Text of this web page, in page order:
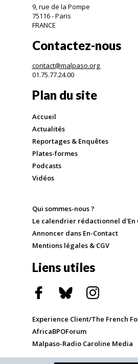
9, rue de la Pompe
75116 - Paris
FRANCE
Contactez-nous
contact@malpaso.org
01.75.77.24.00
Plan du site
Accueil
Actualités
Reportages & Enquêtes
Plates-formes
Podcasts
Vidéos
Qui sommes-nous ?
Le calendrier rédactionnel d'En
Annoncer dans En-Contact
Mentions légales & CGV
Liens utiles
Experience Client/The French
AfricaBPOForum
Malpaso-Radio Caroline Media